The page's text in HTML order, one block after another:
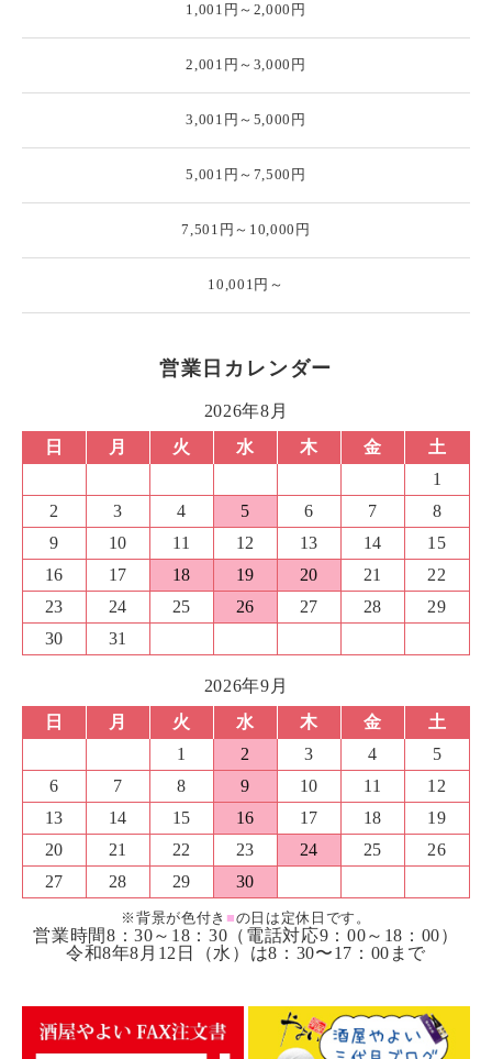
1,001円～2,000円
2,001円～3,000円
3,001円～5,000円
5,001円～7,500円
7,501円～10,000円
10,001円～
営業日カレンダー
2026年8月
日
月 火 水 木 金
土
1
2
3 4 5 6 7
8
9
10 11 12 13 14
15
16
17 18 19 20 21
22
23
24 25 26 27 28
29
30
31
2026年9月
日
月 火 水 木 金
土
1
2 3 4
5
6
7 8 9 10 11
12
13
14 15 16 17 18
19
20
21 22 23 24 25
26
27
28 29 30
※背景が色付き ■の日は定休日です。
営業時間8：30～18：30（電話対応9：00～18：00）
令和8年8月12日（水）は8：30〜17：00まで